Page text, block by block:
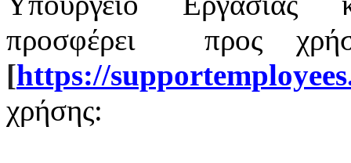
προσφέρει
προς
[https://supportemployees
χρήσης: